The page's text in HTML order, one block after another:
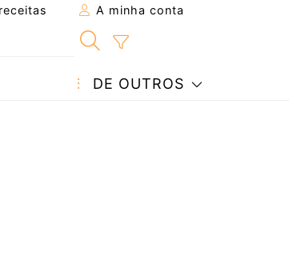
A minha conta
DE OUTROS